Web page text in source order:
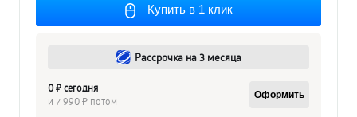
Купить в 1 клик
Рассрочка на 3 месяца
0 ₽ сегодня
и 7 990 ₽ потом
Оформить